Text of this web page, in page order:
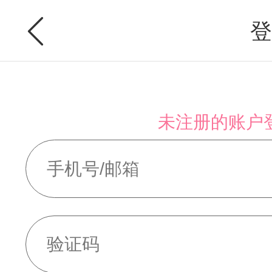
未注册的账户